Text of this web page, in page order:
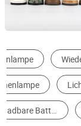
LED-
LED Arbeits
Pultlamp